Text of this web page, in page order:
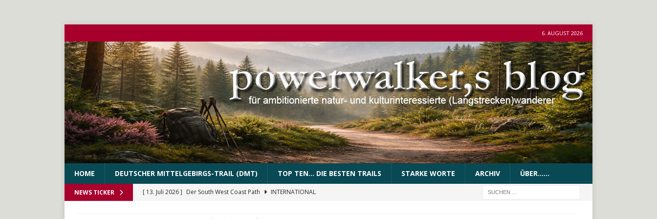
6. AUGUST 2026
HOME DEUTSCHER MITTELGEBIRGS-TRAIL (DMT) TOP TEN… DIE BESTEN TRAILS STARKE WORTE ARCHIV ÜBER……
NEWS TICKER [ 10. Juni 2026 ] Der WEstSPEssartweg
FRANKEN